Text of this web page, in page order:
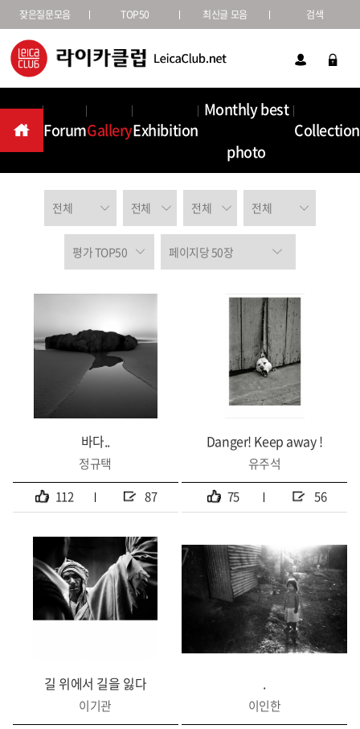
잦은질문모음 TOP50 최신글 모음 검색
ForumGalleryExhibition
Monthly best
photo
Collection
바다..
정규택
112
87
Danger! Keep away !
유주석
75
56
길 위에서 길을 잃다
이기관
.
이인한